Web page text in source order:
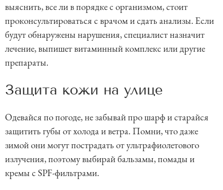
выяснить, все ли в порядке с организмом, стоит
проконсультироваться с врачом и сдать анализы. Если
будут обнаружены нарушения, специалист назначит
лечение, выпишет витаминный комплекс или другие
препараты.
Защита кожи на улице
Одевайся по погоде, не забывай про шарф и старайся
защитить губы от холода и ветра. Помни, что даже
зимой они могут пострадать от ультрафиолетового
излучения, поэтому выбирай бальзамы, помады и
кремы с SPF-фильтрами.